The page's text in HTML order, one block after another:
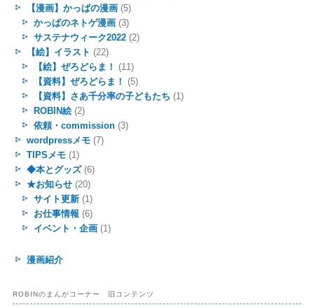
【漫画】かっぱの漫画(5)
かっぱのネトゲ漫画(3)
サステナウィーク2022(2)
【絵】イラスト (22)
【絵】ぜろどらま！
(11)
【資料】ぜろどらま！
(5)
【資料】さあ千分率の子どもたち (1)
ROBIN絵(2)
依頼・commission(3)
wordpressメモ(7)
TIPSメモ(1)
◆本とグッズ(6)
★お知らせ(20)
サイト更新(1)
お仕事情報 (6)
イベント・企画(1)
漫画紹介
ROBINのまんがコーナー 旧コンテンツ